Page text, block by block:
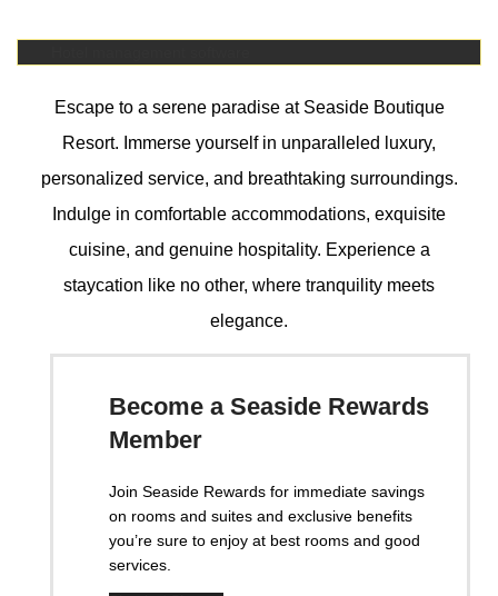
Escape to a serene paradise at Seaside Boutique
Resort. Immerse yourself in unparalleled luxury,
personalized service, and breathtaking surroundings.
Indulge in comfortable accommodations, exquisite
cuisine, and genuine hospitality. Experience a
staycation like no other, where tranquility meets
elegance.
Become a Seaside Rewards
Member
Join Seaside Rewards for immediate savings
on rooms and suites and exclusive benefits
you’re sure to enjoy at best rooms and good
services.